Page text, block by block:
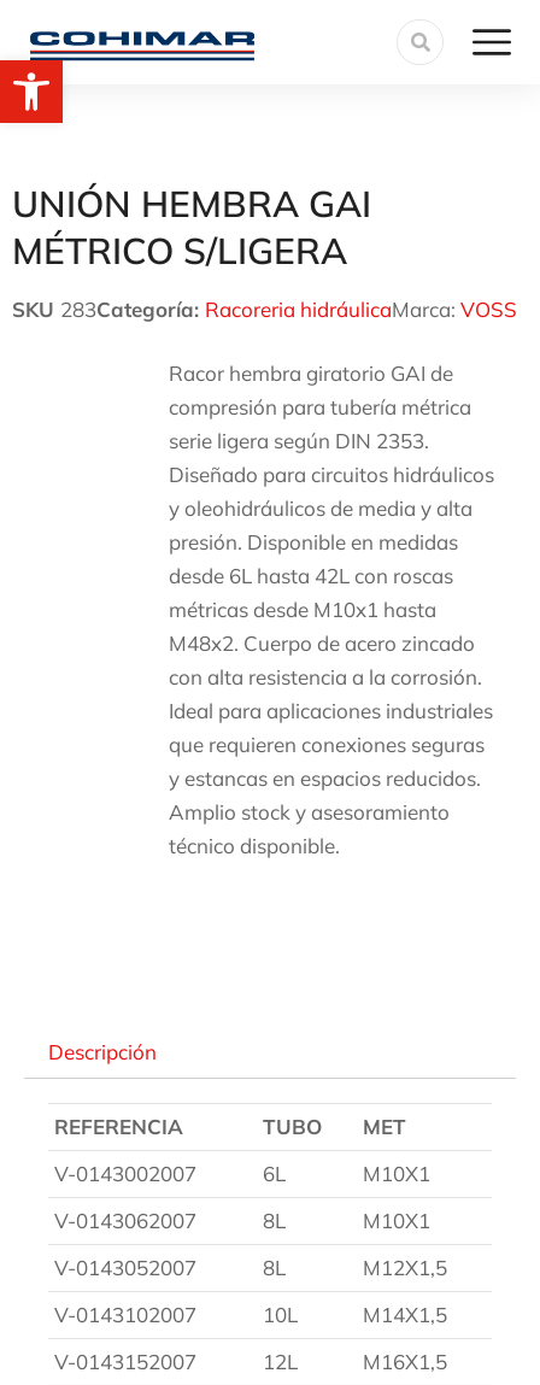
UNIÓN HEMBRA GAI
MÉTRICO S/LIGERA
SKU 283Categoría: Racoreria hidráulicaMarca: VOSS
Racor hembra giratorio GAI de
compresión para tubería métrica
serie ligera según DIN 2353.
Diseñado para circuitos hidráulicos
y oleohidráulicos de media y alta
presión. Disponible en medidas
desde 6L hasta 42L con roscas
métricas desde M10x1 hasta
M48x2. Cuerpo de acero zincado
con alta resistencia a la corrosión.
Ideal para aplicaciones industriales
que requieren conexiones seguras
y estancas en espacios reducidos.
Amplio stock y asesoramiento
técnico disponible.
Descripción
REFERENCIA TUBO
MET
V-0143002007
6L
M10X1
V-0143062007
8L
M10X1
V-0143052007
8L
M12X1,5
V-0143102007
10L
M14X1,5
V-0143152007
12L
M16X1,5
Abrir barra de herramientas